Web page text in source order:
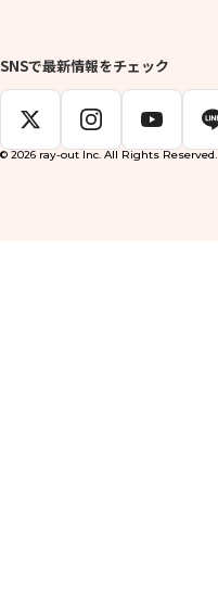
SNSで最新情報をチェック
© 2026 ray-out Inc. All Rights Reserved.